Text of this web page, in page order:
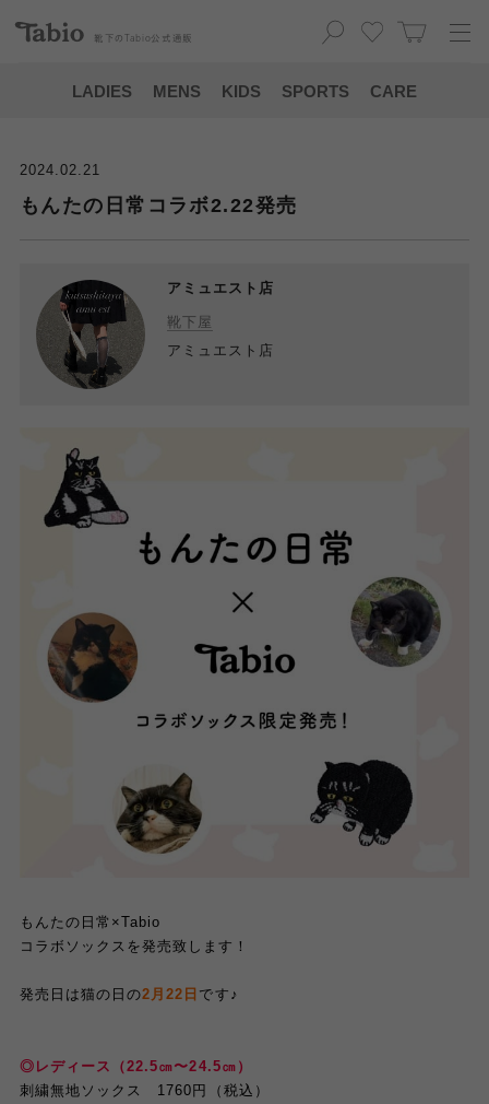
靴下の Tabio 公式通販
LADIES MENS KIDS SPORTS CARE
2024.02.21
もんたの日常コラボ2.22発売
アミュエスト店
靴下屋
アミュエスト店
もんたの日常 ×Tabio
コラボソックスを発売致します！
発売日は猫の日の2 月22 日 です♪
◎レディース（22.5㎝〜24.5㎝）
刺繍無地ソックス 1760円（税込）